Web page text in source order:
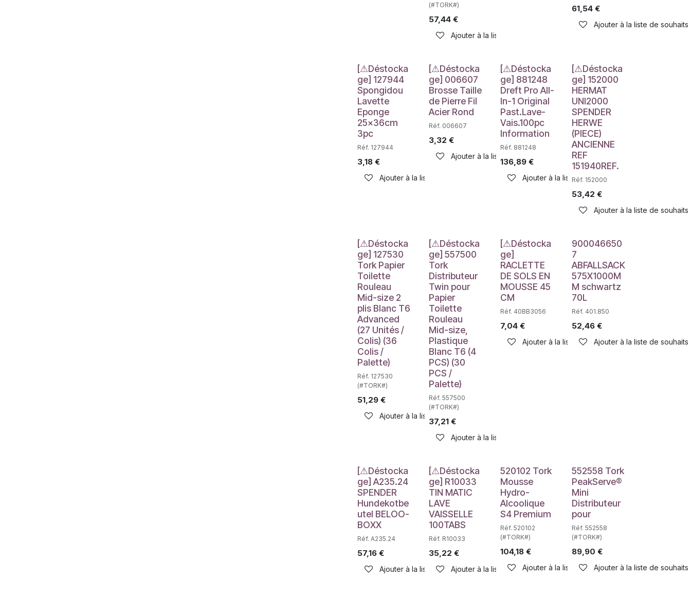
(#TORK#)
57,44€
Ajouter à la liste de souhaits
61,54€
Ajouter à la liste de souhaits
Déstockage
[⚠Déstocka
ge] 127944
Spongidou
Lavette
Eponge
25x36cm
3pc
Réf. 127944
3,18 €
Ajouter à la liste de souhaits
Déstockage
[⚠Déstocka
ge] 006607
Brosse Taille
de Pierre Fil
Acier Rond
Réf. 006607
3,32 €
Ajouter à la liste de souhaits
Déstockage
[⚠Déstocka
ge] 881248
Dreft Pro All-
In-1 Original
Past.Lave-
Vais.100pc
Information
Réf. 881248
136,89€
Ajouter à la liste de souhaits
Déstockage
[⚠Déstocka
ge] 152000
HERMAT
UNI2000
SPENDER
HERWE
(PIECE)
ANCIENNE
REF
151940REF.
Réf. 152000
53,42 €
Ajouter à la liste de souhaits
Déstockage
[⚠Déstocka
ge] 127530
Tork Papier
Toilette
Rouleau
Mid-size 2
plis Blanc T6
Advanced
(27 Unités /
Colis) (36
Colis /
Palette)
Réf. 127530
(#TORK#)
51,29 €
Ajouter à la liste de souhaits
Déstockage
[⚠Déstocka
ge] 557500
Tork
Distributeur
Twin pour
Papier
Toilette
Rouleau
Mid-size,
Plastique
Blanc T6 (4
PCS) (30
PCS /
Palette)
Réf. 557500
(#TORK#)
37,21€
Ajouter à la liste de souhaits
Déstockage
[⚠Déstocka
ge]
RACLETTE
DE SOLS EN
MOUSSE 45
CM
Réf. 40BB3056
7,04€
Ajouter à la liste de souhaits
Déstockage
900046650
7
ABFALLSACK
575X1000M
M schwartz
70L
Réf. 401.850
52,46€
Ajouter à la liste de souhaits
Déstockage
[⚠Déstocka
ge] A235.24
SPENDER
Hundekotbe
utel BELOO-
BOXX
Réf. A235.24
57,16 €
Ajouter à la liste de souhaits
Déstockage
[⚠Déstocka
ge] R10033
TIN MATIC
LAVE
VAISSELLE
100TABS
Réf. R10033
35,22 €
Ajouter à la liste de souhaits
Déstockage
520102 Tork
Mousse
Hydro-
Alcoolique
S4 Premium
Réf. 520102
(#TORK#)
104,18€
Ajouter à la liste de souhaits
Déstockage
552558 Tork
PeakServe®
Mini
Distributeur
pour
Réf. 552558
(#TORK#)
89,90 €
Ajouter à la liste de souhaits